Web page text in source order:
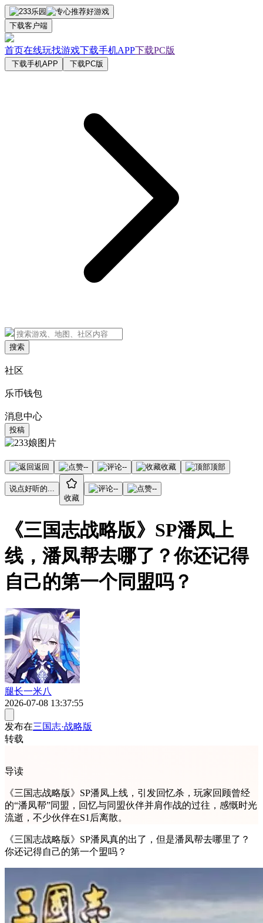
下载客户端
首页在线玩找游戏下载手机APP下载PC版
下载手机APP 下载PC版
搜索
社区
乐币钱包
消息中心
投稿
返回 -- -- 收藏 顶部
说点好听的...
收藏
-- --
《三国志战略版》SP潘凤上
线，潘凤帮去哪了？你还记得
自己的第一个同盟吗？
腿长一米八
2026-07-08 13:37:55
发布在三国志·战略版
转载
导读
《三国志战略版》SP潘凤上线，引发回忆杀，玩家回顾曾经
的“潘凤帮”同盟，回忆与同盟伙伴并肩作战的过往，感慨时光
流逝，不少伙伴在S1后离散。
《三国志战略版》SP潘凤真的出了，但是潘凤帮去哪里了？
你还记得自己的第一个盟吗？